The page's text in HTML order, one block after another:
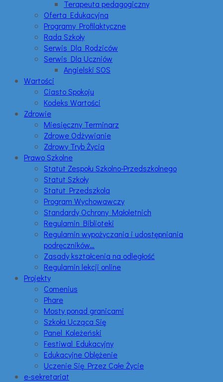
Terapeuta pedagogiczny
Oferta Edukacyjna
Programy Profilaktyczne
Rada Szkoły
Serwis Dla Rodziców
Serwis Dla Uczniów
Angielski SOS
Wartości
Ciasto Spokoju
Kodeks Wartości
Zdrowie
Miesięczny Terminarz
Zdrowe Odżywianie
Zdrowy Tryb Życia
Prawo Szkolne
Statut Zespołu Szkolno-Przedszkolnego
Statut Szkoły
Statut Przedszkola
Program Wychowawczy
Standardy Ochrony Małoletnich
Regulamin Biblioteki
Regulamin wypożyczania i udostępniania
podręczników…
Zasady kształcenia na odległość
Regulamin lekcji online
Projekty
Comenius
Phare
Mosty ponad granicami
Szkoła Ucząca Się
Panel Koleżeński
Festiwal Edukacyjny
Edukacyjne Oblężenie
Uczenie Się Przez Całe Życie
e-sekretariat